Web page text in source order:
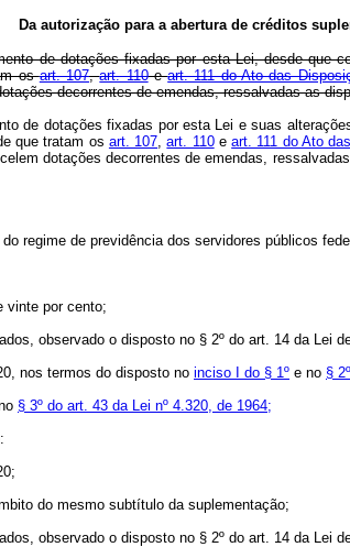
Da autorização para a abertura de créditos
de dotações fixadas por esta Lei, desde que
osart. 107,art. 110eart. 111 do Ato das
decorrentes de emendas, ressalvadas as
de dotações fixadas por esta Lei e suas
que tratam os art. 107,art. 110eart. 111 do Ato
dotações decorrentes de emendas,
regime de previdência dos servidores públicos
vinte por cento;
observado o disposto no § 2º do art. 14 da Lei
nos termos do disposto no inciso I do § 1º e no §
§ 3º do art. 43 da Lei nº 4.320, de 1964;
do mesmo subtítulo da suplementação;
observado o disposto no § 2º do art. 14 da Lei